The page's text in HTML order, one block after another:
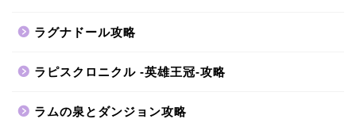
ラグナドール攻略
ラピスクロニクル -英雄王冠-攻略
ラムの泉とダンジョン攻略